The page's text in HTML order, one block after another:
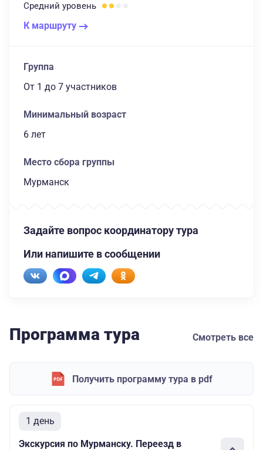
Средний уровень
К маршруту
Группа
От 1 до 7 участников
Минимальный возраст
6 лет
Место сбора группы
Мурманск
Задайте вопрос координатору тура
Или напишите в сообщении
Программа тура Смотреть все
Получить программу тура в pdf
1 день
Экскурсия по Мурманску. Переезд в